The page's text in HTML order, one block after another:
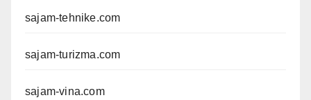
sajam-tehnike.com
sajam-turizma.com
sajam-vina.com